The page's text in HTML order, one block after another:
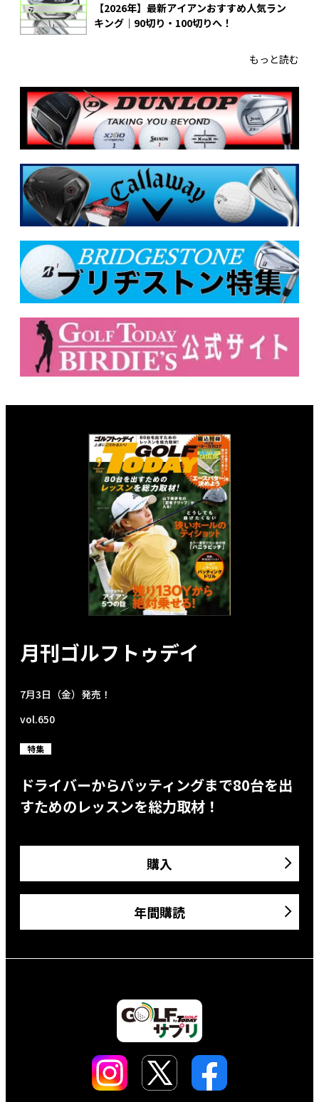
【2026年】最新アイアンおすすめ人気ラン
キング｜90切り・100切りへ！
もっと読む
月刊ゴルフトゥデイ
7月3日（金）発売！
vol.650
特集
ドライバーからパッティングまで80台を出
すためのレッスンを総力取材！
購入
年間購読